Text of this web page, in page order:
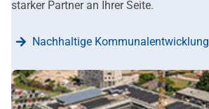
starker Partner an Ihrer Seite.
Nachhaltige Kommunalentwicklung